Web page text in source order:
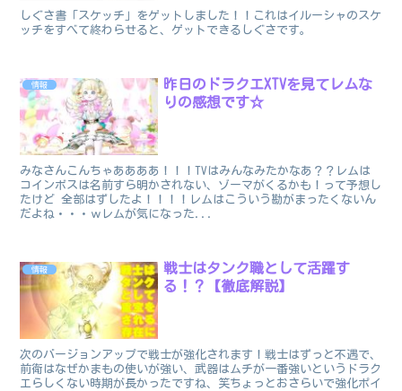
しぐさ書「スケッチ」をゲットしました！！これはイルーシャのスケ
ッチをすべて終わらせると、ゲットできるしぐさです。
情報
昨日のドラクエXTVを見てレムな
りの感想です☆
みなさんこんちゃああああ！！！TVはみんなみたかなあ？？レムは
コインボスは名前すら明かされない、ゾーマがくるかも！って予想し
たけど 全部はずしたよ！！！！レムはこういう勘がまったくないん
だよね・・・ｗレムが気になった...
情報
戦士はタンク職として活躍す
る！？【徹底解説】
次のバージョンアップで戦士が強化されます！戦士はずっと不遇で、
前衛はなぜかまもの使いが強い、武器はムチが一番強いというドラク
エらしくない時期が長かったですね、笑ちょっとおさらいで強化ポイ